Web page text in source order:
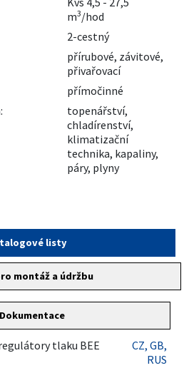
m3/hod
2-cestný
přírubové, závitové,
přivařovací
přímočinné
topenářství,
chladírenství,
klimatizační
technika, kapaliny,
páry, plyny
listy
montáž a údržbu
Dokumentace
tlaku BEE
CZ, GB,
RUS